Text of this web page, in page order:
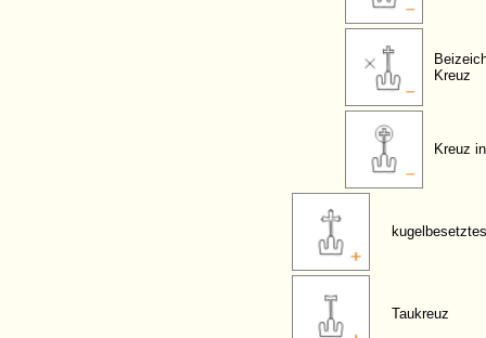
Kreuz
Kreuz
Taukreuz